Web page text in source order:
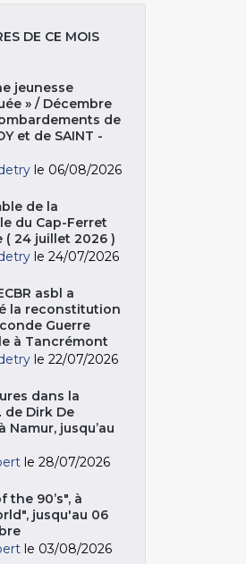
DE CE MOIS
jeunesse
» / Décembre
de
et de SAINT -
le 06/08/2026
de la
du Cap-Ferret
( 24 juillet 2026 )
le 24/07/2026
asbl a
la reconstitution
Guerre
à Tancrémont
le 22/07/2026
dans la
de Dirk De
Namur, jusqu’au
le 28/07/2026
the 90’s", à
jusqu'au 06
le 03/08/2026